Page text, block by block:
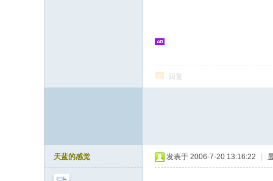
回复
天蓝的感觉 发表于 2006-7-20 13:16:22